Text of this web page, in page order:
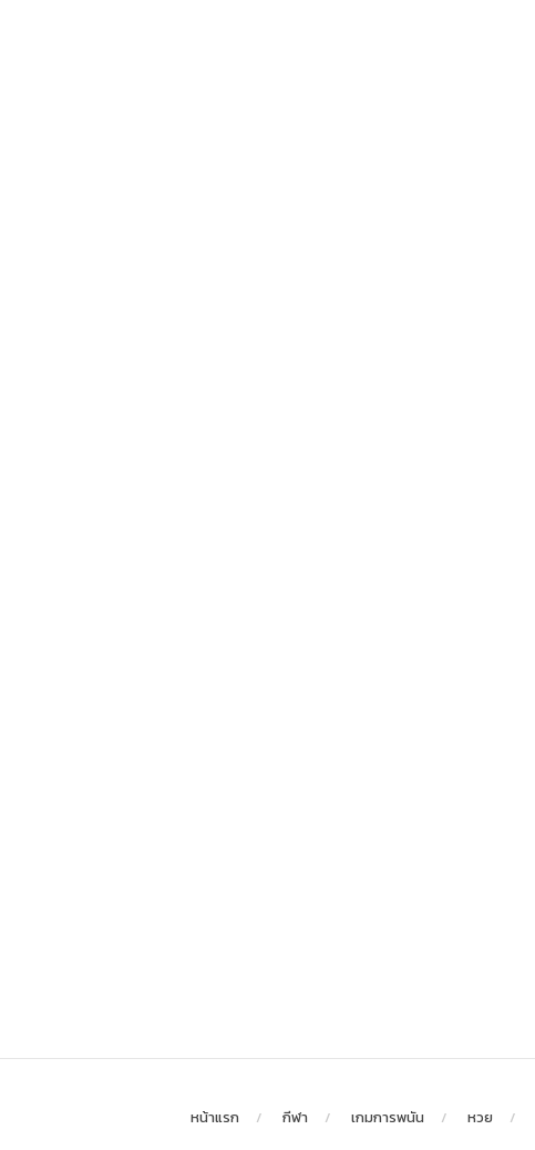
หน้าแรก กีฬา เกมการพนัน หวย